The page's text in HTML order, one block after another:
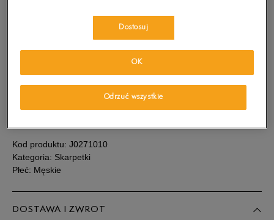
42-46
Sprawdź dostępność w salonach
Kod produktu: J0271010
Kategoria: Skarpetki
Płeć: Męskie
DOSTAWA I ZWROT
Dostosuj
Odrzuć wszystkie
OK